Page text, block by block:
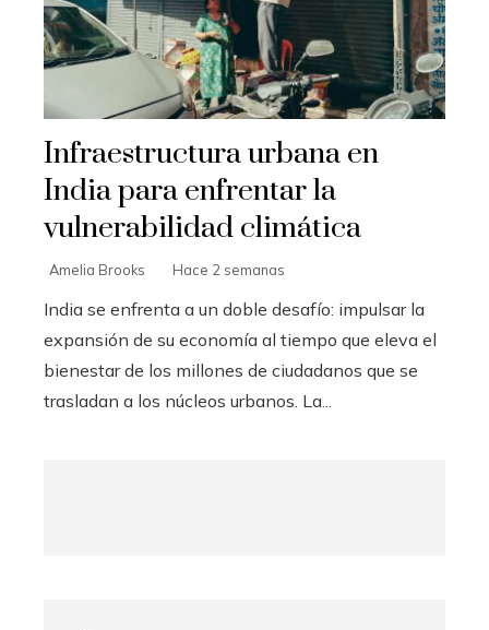
Infraestructura urbana en
India para enfrentar la
vulnerabilidad climática
Amelia Brooks Hace 2 semanas
India se enfrenta a un doble desafío: impulsar la
expansión de su economía al tiempo que eleva el
bienestar de los millones de ciudadanos que se
trasladan a los núcleos urbanos. La...